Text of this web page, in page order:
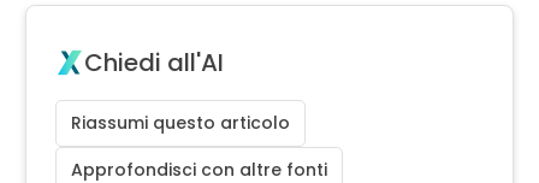
Chiedi all'AI
Riassumi questo articolo
Approfondisci con altre fonti